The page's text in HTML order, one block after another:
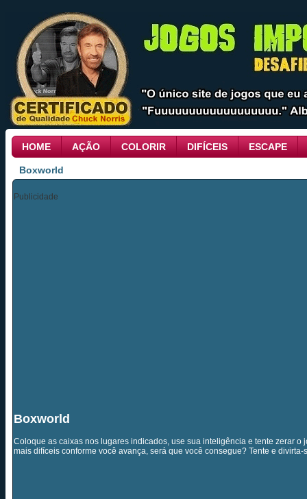
HOME AÇÃO COLORIR DIFÍCEIS ESCAPE
Boxworld
Publicidade
Boxworld
Coloque as caixas nos lugares indicados, use sua inteligência e tente zerar o
mais difíceis conforme você avança, será que você consegue? Tente e divirta-